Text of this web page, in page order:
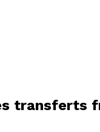
transferts